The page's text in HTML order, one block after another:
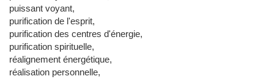
puissant voyant,
purification de l'esprit,
purification des centres d'énergie,
purification spirituelle,
réalignement énergétique,
réalisation personnelle,